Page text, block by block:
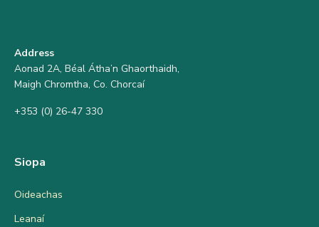
Address
Aonad 2A, Béal Átha’n Ghaorthaidh,
Maigh Chromtha, Co. Chorcaí
+353 (0) 26-47 330
Siopa
Oideachas
Leanaí